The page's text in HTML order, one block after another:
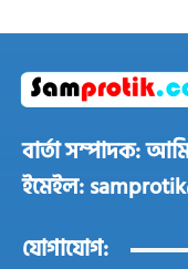
বার্তা সম্পাদক:
ইমেইল:
যোগাযোগ: